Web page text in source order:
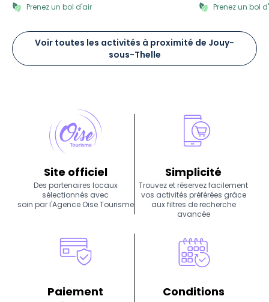
Prenez un bol d'air Prenez un bol
Voir toutes les activités à proximité de Jouy-
sous-Thelle
Site officiel
Des partenaires locaux
sélectionnés avec
soin par l'Agence Oise Tourisme
Simplicité
Trouvez et réservez facilement
vos activités préférées grâce
aux filtres de recherche
avancée
Paiement
Conditions